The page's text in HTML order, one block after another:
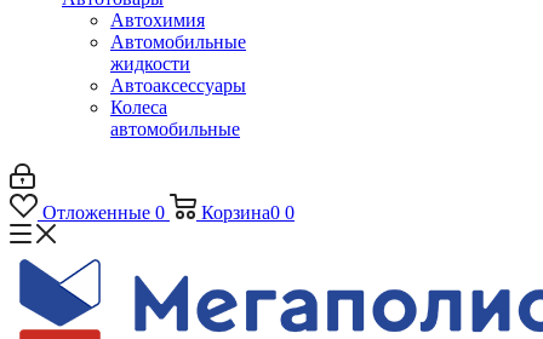
Автохимия
Автомобильные
жидкости
Автоаксессуары
Колеса
автомобильные
Отложенные 0 Корзина0 0